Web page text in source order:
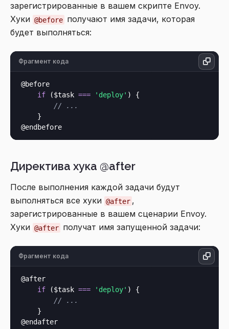
зарегистрированные в вашем скрипте Envoy.
Хуки @before получают имя задачи, которая
будет выполняться:
Фрагмент кода
@before
if ($task === 'deploy' ) {
// ...
    }
Директива хука @after
После выполнения каждой задачи будут
выполняться все хуки @after ,
зарегистрированные в вашем сценарии Envoy.
Хуки @after получат имя запущенной задачи:
Фрагмент кода
@after
if ($task === 'deploy' ) {
// ...
    }